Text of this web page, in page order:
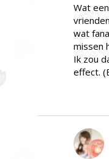
Wat
wat
missen
Ik zou
effect.